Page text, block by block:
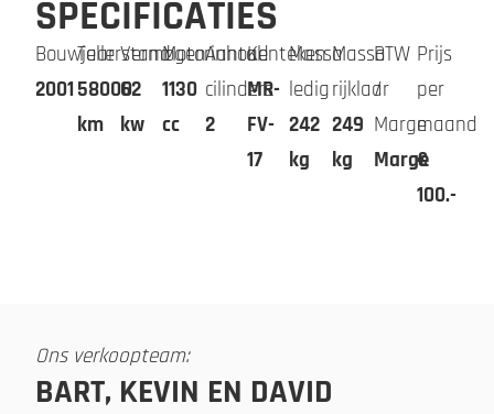
SPECIFICATIES
Bouwjaar
2001
Tellerstand
58000
km
Vermogen
62
kw
Motorinhoud
1130
cc
Aantal
cilinders
2
Kenteken
MR-
FV-
17
Massa
ledig
242
kg
Massa
rijklaar
249
kg
BTW
/
Marge
Marge
Prijs
per
maand
€
100.-
Ons verkoopteam:
BART, KEVIN EN DAVID